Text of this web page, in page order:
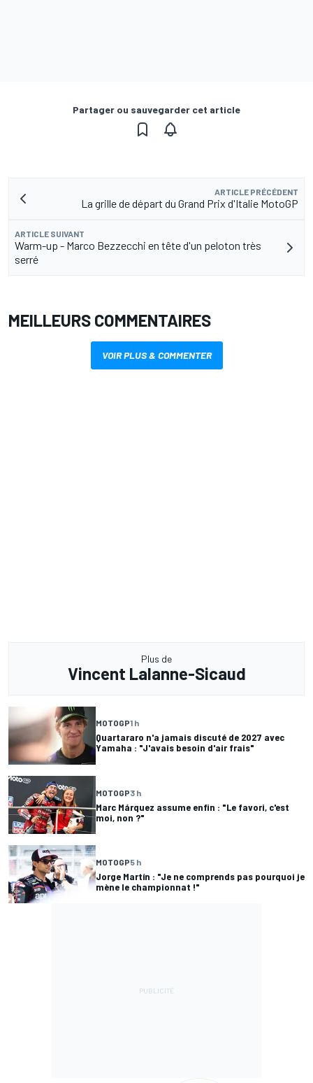
Partager ou sauvegarder cet article
ARTICLE PRÉCÉDENT
La grille de départ du Grand Prix d'Italie MotoGP
ARTICLE SUIVANT
Warm-up - Marco Bezzecchi en tête d'un peloton très
serré
MEILLEURS COMMENTAIRES
VOIR PLUS & COMMENTER
Plus de
Vincent Lalanne-Sicaud
MOTOGP1 h
Quartararo n'a jamais discuté de 2027 avec
Yamaha : "J'avais besoin d'air frais"
MOTOGP3 h
Marc Márquez assume enfin : "Le favori, c'est
moi, non ?"
MOTOGP5 h
Jorge Martín : "Je ne comprends pas pourquoi je
mène le championnat !"